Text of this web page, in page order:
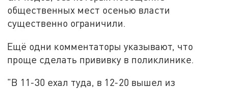
общественных мест осенью власти
существенно ограничили.
Ещё одни комментаторы указывают, что
проще сделать прививку в поликлинике.
"В 11-30 ехал туда, в 12-20 вышел из